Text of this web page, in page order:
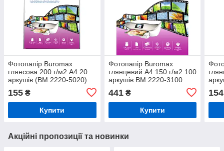
Фотопапір Buromax
глянсова 200 г/м2 А4 20
аркушів (ВМ.2220-5020)
155 ₴
Купити
Фотопапір Buromax
глянцевий А4 150 г/м2 100
аркушів BM.2220-3100
441₴
Купити
154
Акційні пропозиції та новинки